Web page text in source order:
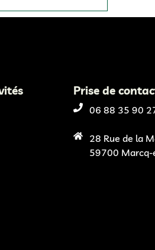
Prise de
06 88 35 90
28 Rue de la
59700